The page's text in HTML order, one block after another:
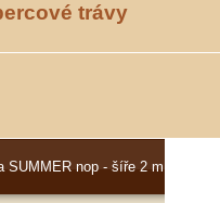
trávy
SUMMER nop - šíře 2 m